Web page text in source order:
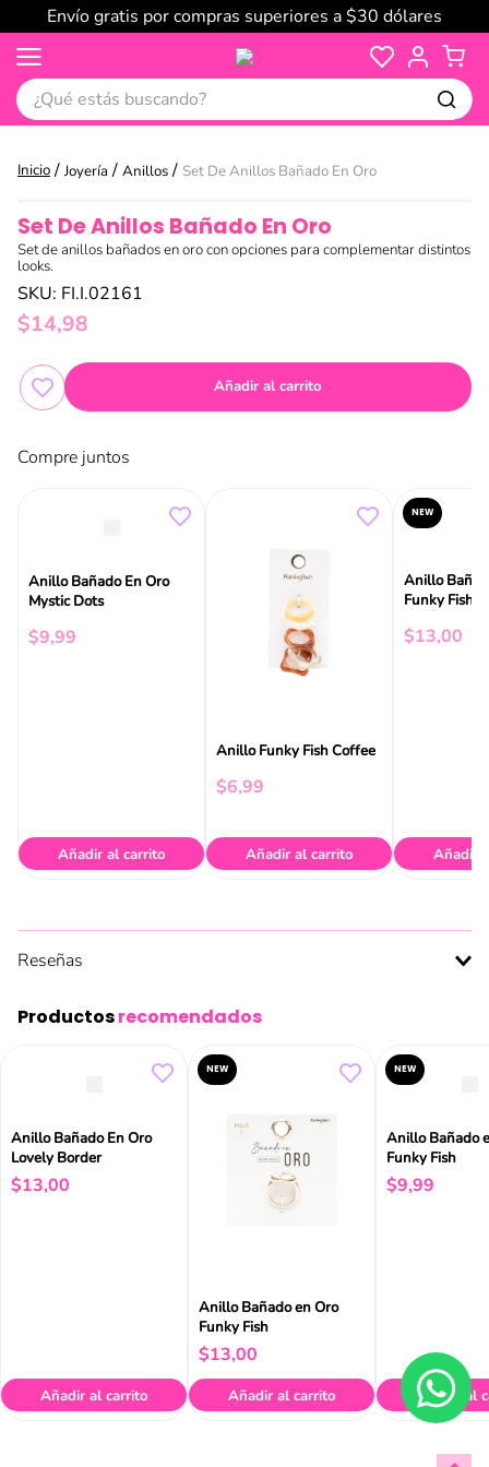
Envío gratis por compras superiores a $30 dólares
¿Qué estás buscando?
Joyería Anillos Set De Anillos Bañado En Oro
Set De Anillos Bañado En Oro
Set de anillos bañados en oro con opciones para complementar distintos
looks.
SKU: FI.I.02161
$14,98
Añadir al carrito
Compre juntos
Anillo Bañado En Oro
Mystic Dots
$9,99
Añadir al carrito
Anillo Funky Fish Coffee
$6,99
Añadir al carrito
NEW
Anillo
Funky Fish
$13,00
Añadir
Reseñas
Productosrecomendados
Anillo Bañado En Oro
Lovely Border
$13,00
Añadir al carrito
NEW
Anillo Bañado en Oro
Funky Fish
$13,00
Añadir al carrito
NEW
Anillo Bañado
Funky Fish
$9,99
Añadir al